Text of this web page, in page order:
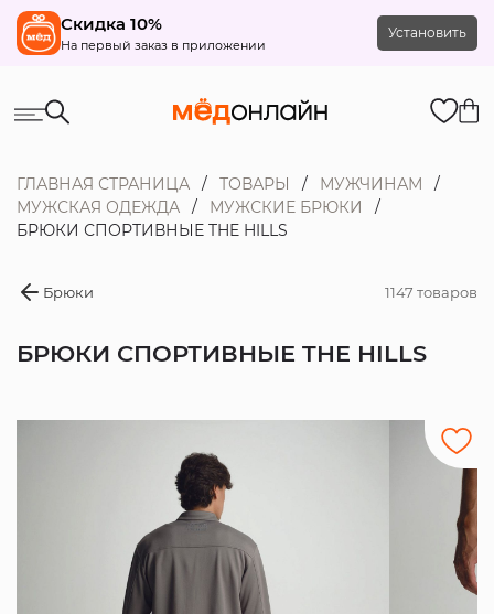
Скидка 10%
На первый заказ в приложении
Установить
ГЛАВНАЯ СТРАНИЦА ТОВАРЫ
МУЖЧИНАМ
МУЖСКАЯ ОДЕЖДА
МУЖСКИЕ БРЮКИ
БРЮКИ СПОРТИВНЫЕ THE HILLS
Брюки 1147 товаров
БРЮКИ СПОРТИВНЫЕ THE HILLS